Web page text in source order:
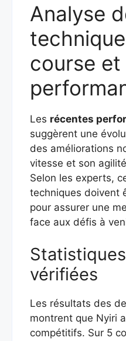
Analyse
course et
Les récentes
suggèrent une
des améliorations
vitesse et son
Selon les experts,
techniques doivent
pour assurer une
face aux défis à
vérifiées
Les résultats des
montrent que Nyiri
compétitifs. Sur 5